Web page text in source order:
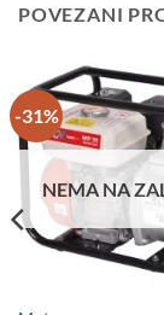
POVEZANI
-31%
NEMA NA